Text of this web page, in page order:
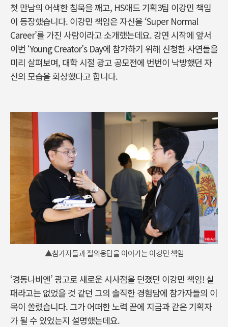
첫 만남의 어색한 침묵을 깨고, HS애드 기획3팀 이강민 책임
이 등장했습니다. 이강민 책임은 자신을 ‘Super Normal
Career’를 가진 사람이라고 소개했는데요. 강연 시작에 앞서
이번 ‘Young Creator’s Day에 참가하기 위해 신청한 사연들을
미리 살펴보며, 대학 시절 광고 공모전에 번번이 낙방했던 자
신의 모습을 회상했다고 합니다.
▲참가자들과 질의응답을 이어가는 이강민 책임
‘경동나비엔’ 광고로 새로운 시사점을 던졌던 이강민 책임! 실
패라고는 없었을 것 같던 그의 솔직한 경험담에 참가자들의 이
목이 쏠렸습니다. 그가 어떠한 노력 끝에 지금과 같은 기획자
가 될 수 있었는지 설명했는데요.